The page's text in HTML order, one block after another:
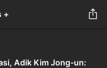
+
Adik Kim Jong-un: